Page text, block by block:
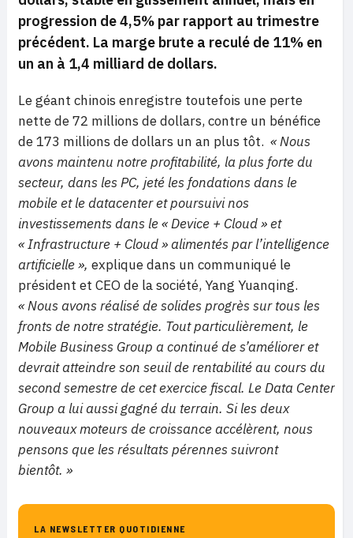
progression de 4,5% par rapport au trimestre
précédent. La marge brute a reculé de 11% en
un an à 1,4 milliard de dollars.
Le géant chinois enregistre toutefois une perte
nette de 72 millions de dollars, contre un bénéfice
de 173 millions de dollars un an plus tôt. « Nous
avons maintenu notre profitabilité, la plus forte du
secteur, dans les PC, jeté les fondations dans le
mobile et le datacenter et poursuivi nos
investissements dans le « Device + Cloud » et
« Infrastructure + Cloud » alimentés par l’intelligence
artificielle », explique dans un communiqué le
président et CEO de la société, Yang Yuanqing.
« Nous avons réalisé de solides progrès sur tous les
fronts de notre stratégie. Tout particulièrement, le
Mobile Business Group a continué de s’améliorer et
devrait atteindre son seuil de rentabilité au cours du
second semestre de cet exercice fiscal. Le Data Center
Group a lui aussi gagné du terrain. Si les deux
nouveaux moteurs de croissance accélèrent, nous
pensons que les résultats pérennes suivront
bientôt. »
LA NEWSLETTER QUOTIDIENNE